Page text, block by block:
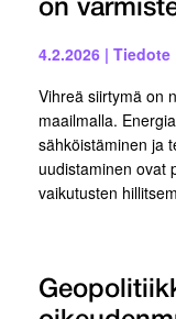
on
4.2.2026 | Tiedote
Vihreä siirtymä on
maailmalla.
sähköistäminen ja
uudistaminen ovat
vaikutusten